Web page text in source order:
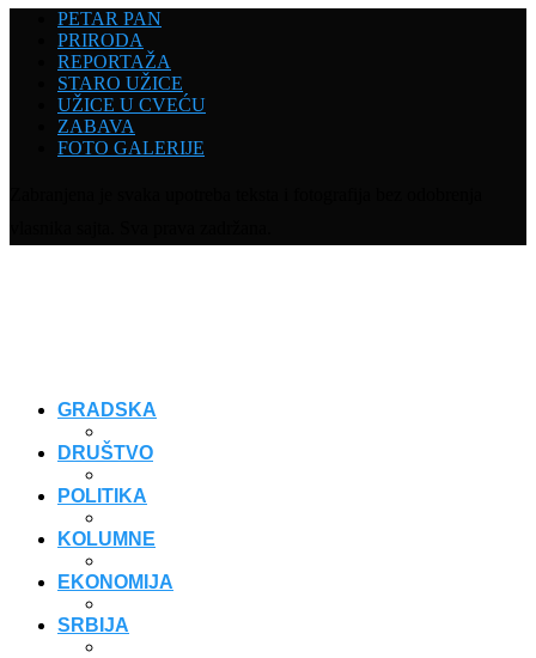
PETAR PAN
PRIRODA
REPORTAŽA
STARO UŽICE
UŽICE U CVEĆU
ZABAVA
FOTO GALERIJE
GRADSKA
DRUŠTVO
POLITIKA
KOLUMNE
EKONOMIJA
SRBIJA